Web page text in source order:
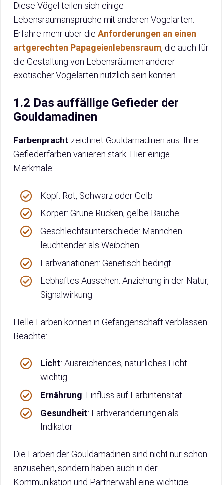
Diese Vögel teilen sich einige
Lebensraumansprüche mit anderen Vogelarten.
Erfahre mehr über die Anforderungen an einen
artgerechten Papageienlebensraum, die auch für
die Gestaltung von Lebensräumen anderer
exotischer Vogelarten nützlich sein können.
1.2 Das auffällige Gefieder der
Gouldamadinen
Farbenpracht zeichnet Gouldamadinen aus. Ihre
Gefiederfarben variieren stark. Hier einige
Merkmale:
Kopf: Rot, Schwarz oder Gelb
Körper: Grüne Rücken, gelbe Bäuche
Geschlechtsunterschiede: Männchen
leuchtender als Weibchen
Farbvariationen: Genetisch bedingt
Lebhaftes Aussehen: Anziehung in der Natur,
Signalwirkung
Helle Farben können in Gefangenschaft verblassen.
Beachte:
Licht: Ausreichendes, natürliches Licht
wichtig
Ernährung: Einfluss auf Farbintensität
Gesundheit: Farbveränderungen als
Indikator
Die Farben der Gouldamadinen sind nicht nur schön
anzusehen, sondern haben auch in der
Kommunikation und Partnerwahl eine wichtige